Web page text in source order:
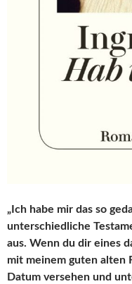
„Ich habe mir das so
unterschiedliche
aus. Wenn du dir eines
mit meinem guten alten
Datum versehen und